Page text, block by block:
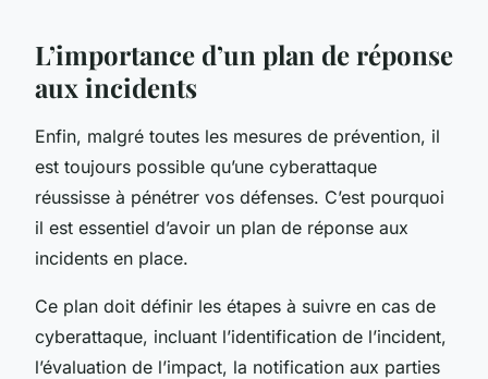
L’importance d’un plan de réponse
aux incidents
Enfin, malgré toutes les mesures de prévention, il
est toujours possible qu’une cyberattaque
réussisse à pénétrer vos défenses. C’est pourquoi
il est essentiel d’avoir un plan de réponse aux
incidents en place.
Ce plan doit définir les étapes à suivre en cas de
cyberattaque, incluant l’identification de l’incident,
l’évaluation de l’impact, la notification aux parties